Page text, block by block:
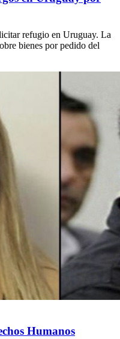
refugio en Uruguay. La
bienes por pedido del
Humanos